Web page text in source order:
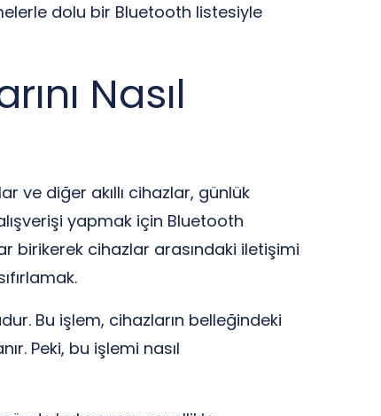
dolu bir Bluetooth listesiyle
Nasıl
ve diğer akıllı cihazlar, günlük
yapmak için Bluetooth
birikerek cihazlar arasındaki iletişimi
Bu işlem, cihazların belleğindeki
Peki, bu işlemi nasıl